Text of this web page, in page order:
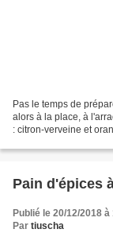
Pas le temps de
alors à la place, à
: citron-verveine et
Pain d'épices
Publié le 20/12/2018 à
Par tiuscha